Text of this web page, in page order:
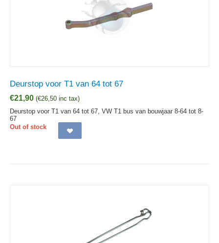
Deurstop voor T1 van 64 tot 67
€21,90 (€26,50 inc tax)
Deurstop voor T1 van 64 tot 67, VW T1 bus van bouwjaar 8-64 tot 8-
67
Out of stock